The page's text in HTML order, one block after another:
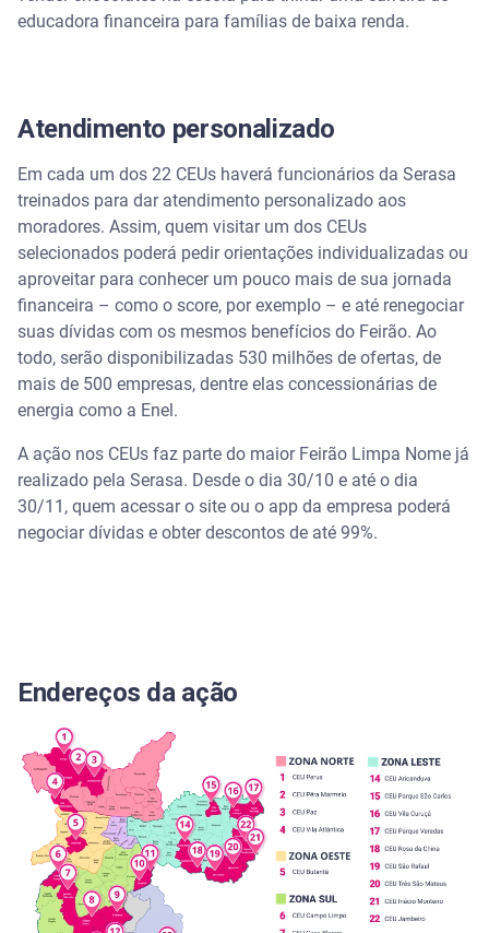
educadora financeira para famílias de baixa renda.
Atendimento personalizado
Em cada um dos 22 CEUs haverá funcionários da Serasa
treinados para dar atendimento personalizado aos
moradores. Assim, quem visitar um dos CEUs
selecionados poderá pedir orientações individualizadas ou
aproveitar para conhecer um pouco mais de sua jornada
financeira – como o score, por exemplo – e até renegociar
suas dívidas com os mesmos benefícios do Feirão. Ao
todo, serão disponibilizadas 530 milhões de ofertas, de
mais de 500 empresas, dentre elas concessionárias de
energia como a Enel.
A ação nos CEUs faz parte do maior Feirão Limpa Nome já
realizado pela Serasa. Desde o dia 30/10 e até o dia
30/11, quem acessar o site ou o app da empresa poderá
negociar dívidas e obter descontos de até 99%.
Endereços da ação